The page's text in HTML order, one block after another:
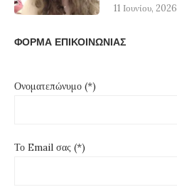
11 Ιουνίου, 2026
ΦΟΡΜΑ ΕΠΙΚΟΙΝΩΝΙΑΣ
Ονοματεπώνυμο (*)
Το Email σας (*)